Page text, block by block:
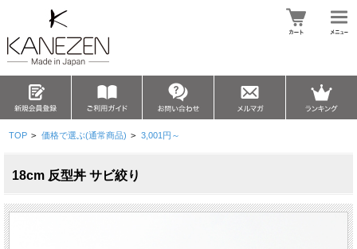
TOP > 価格で選ぶ(通常商品) > 3,001円～
18cm 反型丼 サビ絞り